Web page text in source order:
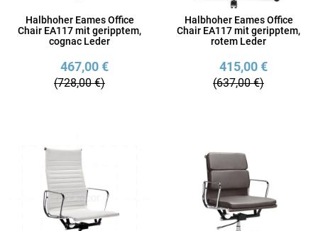
Halbhoher Eames Office
Chair EA117 mit geripptem,
cognac Leder
467,00 €
(728,00 €)
Halbhoher Eames Office
Chair EA117 mit geripptem,
rotem Leder
415,00 €
(637,00 €)